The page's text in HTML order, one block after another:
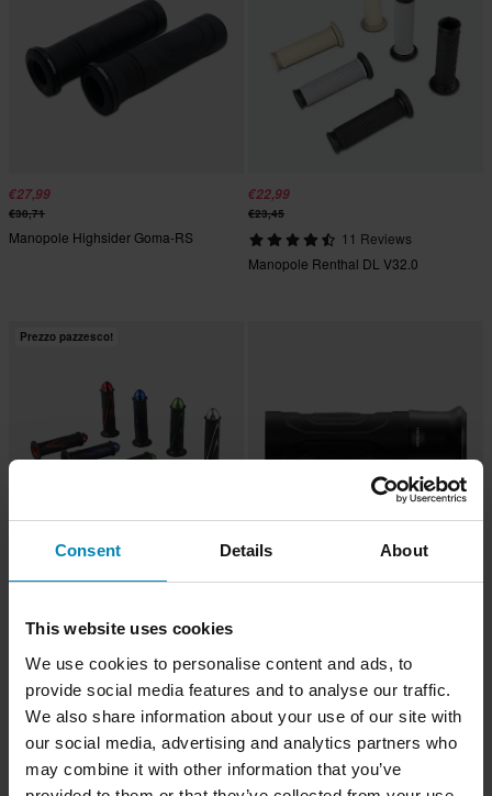
Consent Details About
This website uses cookies
We use cookies to personalise content and ads, to
provide social media features and to analyse our traffic.
We also share information about your use of our site with
our social media, advertising and analytics partners who
may combine it with other information that you’ve
€27,99
€30,71
Manopole Highsider Goma-RS
€22,99
€23,45
11 Reviews
Manopole Renthal DL V32.0
Prezzo pazzesco!
Da€3,99 -73%
4 Reviews